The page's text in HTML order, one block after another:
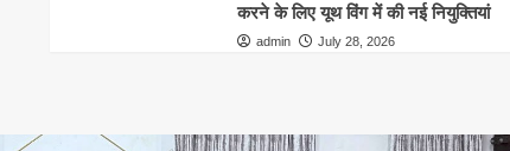
करने के लिए यूथ विंग में की नई नियुक्तियां
admin July 28, 2026